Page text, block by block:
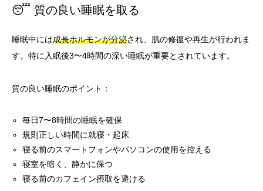
😴 質の良い睡眠を取る
睡眠中には成長ホルモンが分泌され、肌の修復や再生が行われま
す。特に入眠後3〜4時間の深い睡眠が重要とされています。
質の良い睡眠のポイント：
毎日7〜8時間の睡眠を確保
規則正しい時間に就寝・起床
寝る前のスマートフォンやパソコンの使用を控える
寝室を暗く、静かに保つ
寝る前のカフェイン摂取を避ける